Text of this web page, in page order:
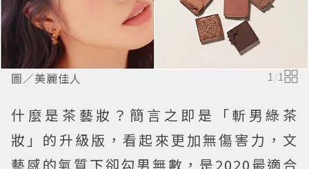
圖／美麗佳人 1 /1
什麼是茶藝妝？簡言之即是「斬男綠茶
妝」的升級版，看起來更加無傷害力，文
藝感的氣質下卻勾男無數，是2020最適合